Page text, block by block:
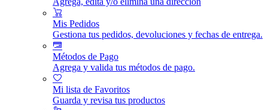
Mis Pedidos
Gestiona tus pedidos, devoluciones y fechas de entrega.
Métodos de Pago
Agrega y valida tus métodos de pago.
Mi lista de Favoritos
Guarda y revisa tus productos